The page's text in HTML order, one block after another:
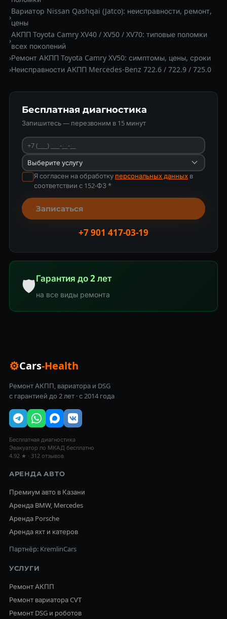
›
Вариатор Nissan Qashqai (Jatco): неисправности, ремонт,
цены
›
АКПП Toyota Camry XV40 / XV50 / XV70: типовые поломки
всех поколений
›Ремонт АКПП Toyota Camry XV50: симптомы, цены, сроки
›Неисправности АКПП Mercedes-Benz 722.6 / 722.9 / 725.0
Бесплатная диагностика
Запишитесь — перезвоним в 15 минут
Я согласен на обработку персональных данныхв
соответствии с 152-ФЗ *
Записаться
+7 901 417-03-19
🛡Гарантия до 2 лет
на все виды ремонта
⚙Cars-Health
Ремонт АКПП, вариатора и DSG
с гарантией до 2 лет · с 2014 года
Бесплатная диагностика
Эвакуатор по МКАД бесплатно
4.92 ★ · 312 отзывов
АРЕНДА АВТО
Премиум авто в Казани
Аренда BMW, Mercedes
Аренда Porsche
Аренда яхт и катеров
Партнёр: KremlinCars
УСЛУГИ
Ремонт АКПП
Ремонт вариатора CVT
Ремонт DSG и роботов